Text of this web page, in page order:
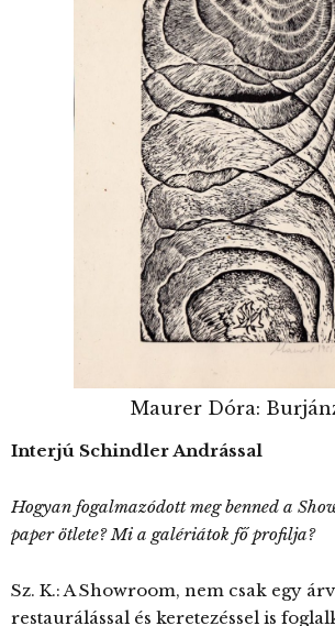
Maurer Dóra:
Interjú Schindler Andrással
Hogyan fogalmazódott meg benned a
paper ötlete? Mi a galériátok fő profilja?
Sz. K.: A Showroom, nem csak egy
restaurálással és keretezéssel is